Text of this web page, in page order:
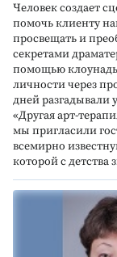
Человек создает
помочь клиенту
просвещать и
секретами
помощью
личности через
дней разгадывали
«Другая арт-
мы пригласили
всемирно
которой с